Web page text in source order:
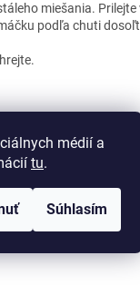
médií a
tu.
Súhlasím
miešania.
podľa chuti